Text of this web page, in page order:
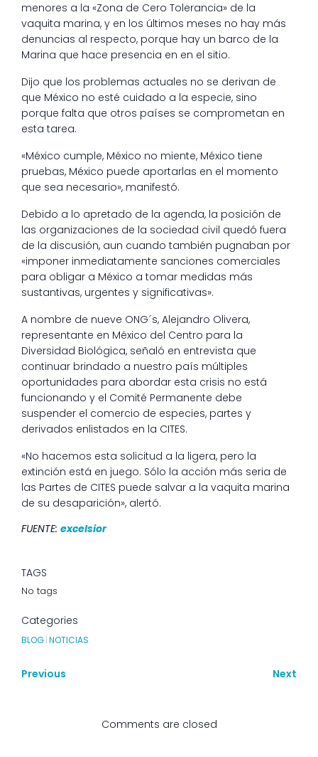
menores a la «Zona de Cero Tolerancia» de la
vaquita marina, y en los últimos meses no hay más
denuncias al respecto, porque hay un barco de la
Marina que hace presencia en en el sitio.
Dijo que los problemas actuales no se derivan de
que México no esté cuidado a la especie, sino
porque falta que otros países se comprometan en
esta tarea.
«México cumple, México no miente, México tiene
pruebas, México puede aportarlas en el momento
que sea necesario», manifestó.
Debido a lo apretado de la agenda, la posición de
las organizaciones de la sociedad civil quedó fuera
de la discusión, aun cuando también pugnaban por
«imponer inmediatamente sanciones comerciales
para obligar a México a tomar medidas más
sustantivas, urgentes y significativas».
A nombre de nueve ONG´s, Alejandro Olivera,
representante en México del Centro para la
Diversidad Biológica, señaló en entrevista que
continuar brindado a nuestro país múltiples
oportunidades para abordar esta crisis no está
funcionando y el Comité Permanente debe
suspender el comercio de especies, partes y
derivados enlistados en la CITES.
«No hacemos esta solicitud a la ligera, pero la
extinción está en juego. Sólo la acción más seria de
las Partes de CITES puede salvar a la vaquita marina
de su desaparición», alertó.
FUENTE: excelsior
TAGS
No tags
Categories
BLOG|NOTICIAS
Previous Next
Comments are closed